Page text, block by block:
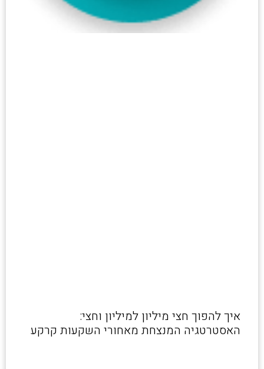
איך להפוך חצי מיליון למיליון וחצי:
האסטרטגיה המנצחת מאחורי השקעות קרקע